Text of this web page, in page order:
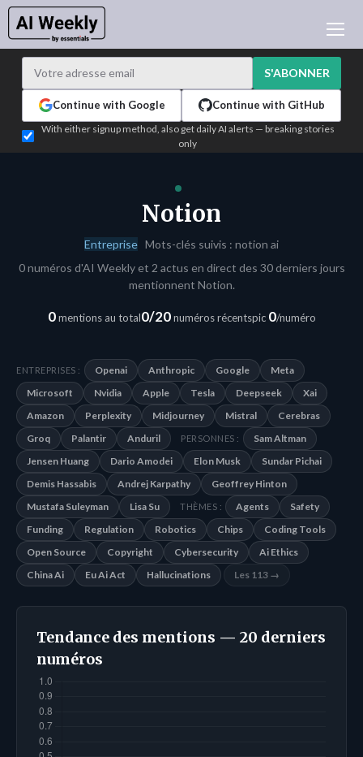
APPRENDRE L'IA
L'ACTU IA DU JOUR
TEST EDITION BUILDER
CONNEXION
S'ABONNER
Continue with Google Continue with GitHub
With either signup method, also get daily AI alerts — breaking stories
only
Notion
Entreprise Mots-clés suivis : notion ai
0 numéros d'AI Weekly et 2 actus en direct des 30 derniers jours
mentionnent Notion.
0mentions au total0/20numéros récentspic 0/numéro
ENTREPRISES : Openai Anthropic Google
Meta
Microsoft
Nvidia Apple Tesla Deepseek
Xai
Amazon
Perplexity Midjourney Mistral
Cerebras
Groq
Palantir Anduril PERSONNES :
Sam Altman
Jensen Huang
Dario Amodei Elon Musk
Sundar Pichai
Demis Hassabis
Andrej Karpathy
Geoffrey Hinton
Mustafa Suleyman
Lisa Su THÈMES : Agents
Safety
Funding
Regulation Robotics Chips
Coding Tools
Open Source
Copyright Cybersecurity
Ai Ethics
China Ai
Eu Ai Act Hallucinations Les 113 →
Tendance des mentions — 20 derniers
numéros